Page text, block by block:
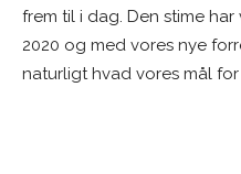
frem til i dag. Den stime
2020 og med vores nye
naturligt hvad vores mål for